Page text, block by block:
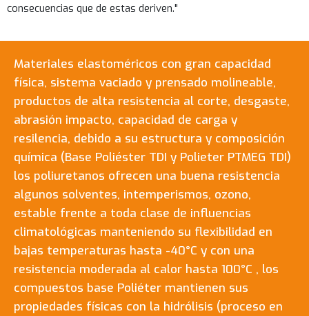
consecuencias que de estas deriven."
Materiales elastoméricos con gran capacidad
física, sistema vaciado y prensado molineable,
productos de alta resistencia al corte, desgaste,
abrasión impacto, capacidad de carga y
resilencia, debido a su estructura y composición
química (Base Poliéster TDI y Polieter PTMEG TDI)
los poliuretanos ofrecen una buena resistencia
algunos solventes, intemperismos, ozono,
estable frente a toda clase de influencias
climatológicas manteniendo su flexibilidad en
bajas temperaturas hasta -40°C y con una
resistencia moderada al calor hasta 100°C , los
compuestos base Poliéter mantienen sus
propiedades físicas con la hidrólisis (proceso en